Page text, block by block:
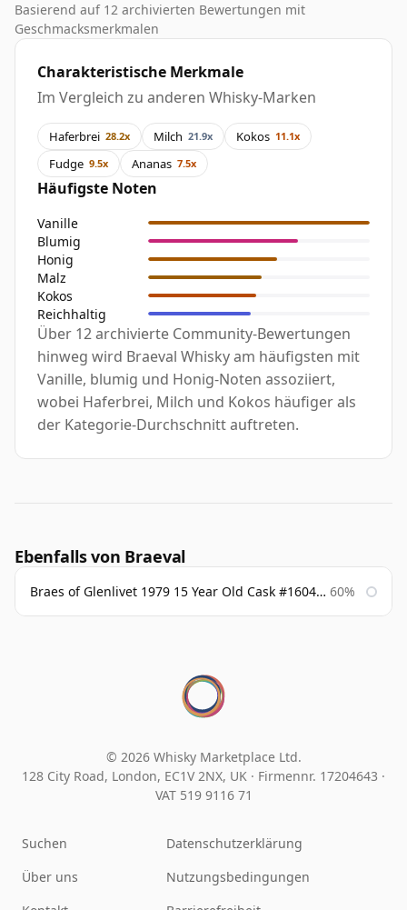
Basierend auf 12 archivierten Bewertungen mit
Geschmacksmerkmalen
Charakteristische Merkmale
Im Vergleich zu anderen Whisky-Marken
Haferbrei 28.2x Milch 21.9x Kokos 11.1x
Fudge 9.5x Ananas 7.5x
Häufigste Noten
Vanille
Blumig
Honig
Malz
Kokos
Reichhaltig
Über 12 archivierte Community-Bewertungen
hinweg wird Braeval Whisky am häufigsten mit
Vanille, blumig und Honig-Noten assoziiert,
wobei Haferbrei, Milch und Kokos häufiger als
der Kategorie-Durchschnitt auftreten.
Ebenfalls von Braeval
Braes of Glenlivet 1979 15 Year Old Cask #16040 Signatory 60%
© 2026 Whisky Marketplace Ltd.
128 City Road, London, EC1V 2NX, UK · Firmennr. 17204643 ·
VAT 519 9116 71
Suchen
Über uns
Datenschutzerklärung
Nutzungsbedingungen